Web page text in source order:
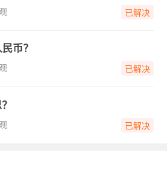
已解决
币？
已解决
已解决